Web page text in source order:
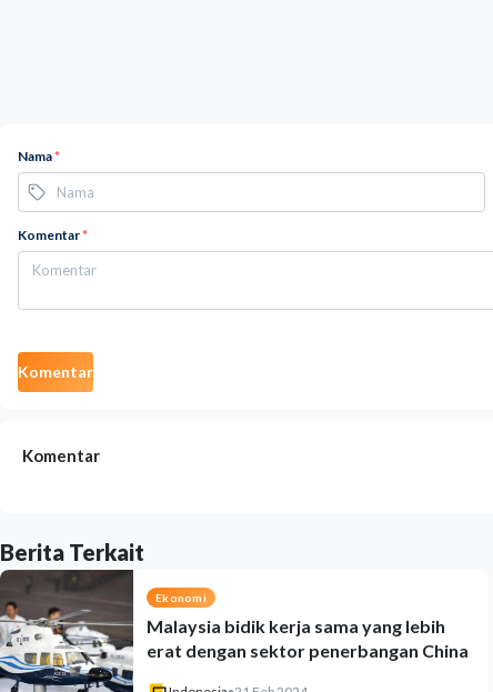
Nama*
Komentar*
Komentar
Komentar
Berita Terkait
Ekonomi
Malaysia bidik kerja sama yang lebih
erat dengan sektor penerbangan China